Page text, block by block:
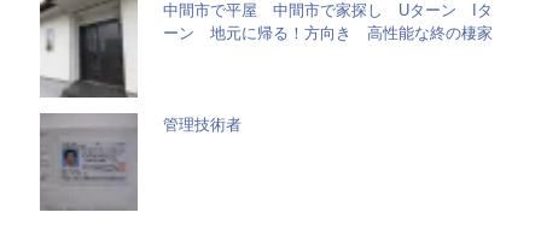
中間市で平屋 中間市で家探し Uターン Iタ
ーン 地元に帰る！方向き 高性能な終の棲家
管理技術者